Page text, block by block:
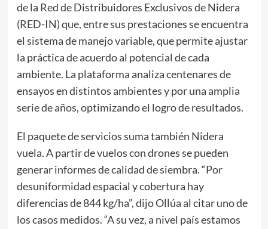
de la Red de Distribuidores Exclusivos de Nidera
(RED-IN) que, entre sus prestaciones se encuentra
el sistema de manejo variable, que permite ajustar
la práctica de acuerdo al potencial de cada
ambiente. La plataforma analiza centenares de
ensayos en distintos ambientes y por una amplia
serie de años, optimizando el logro de resultados.
El paquete de servicios suma también Nidera
vuela. A partir de vuelos con drones se pueden
generar informes de calidad de siembra. “Por
desuniformidad espacial y cobertura hay
diferencias de 844 kg/ha”, dijo Ollúa al citar uno de
los casos medidos. “A su vez, a nivel país estamos